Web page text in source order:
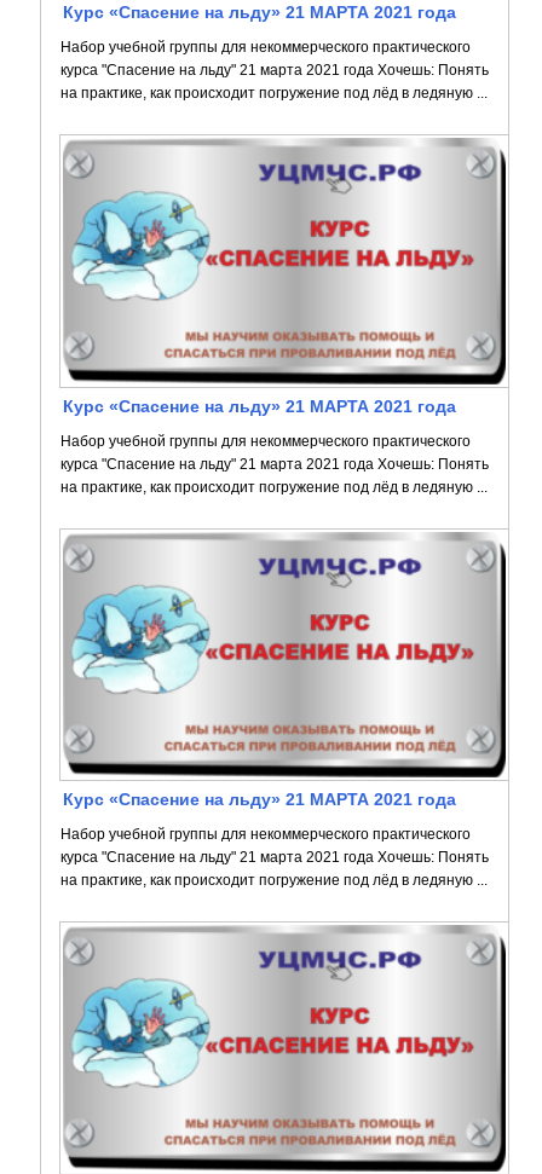
Курс «Спасение на льду» 21 МАРТА 2021 года
Набор учебной группы для некоммерческого практического
курса "Спасение на льду" 21 марта 2021 года Хочешь: Понять
на практике, как происходит погружение под лёд в ледяную ...
Курс «Спасение на льду» 21 МАРТА 2021 года
Набор учебной группы для некоммерческого практического
курса "Спасение на льду" 21 марта 2021 года Хочешь: Понять
на практике, как происходит погружение под лёд в ледяную ...
Курс «Спасение на льду» 21 МАРТА 2021 года
Набор учебной группы для некоммерческого практического
курса "Спасение на льду" 21 марта 2021 года Хочешь: Понять
на практике, как происходит погружение под лёд в ледяную ...